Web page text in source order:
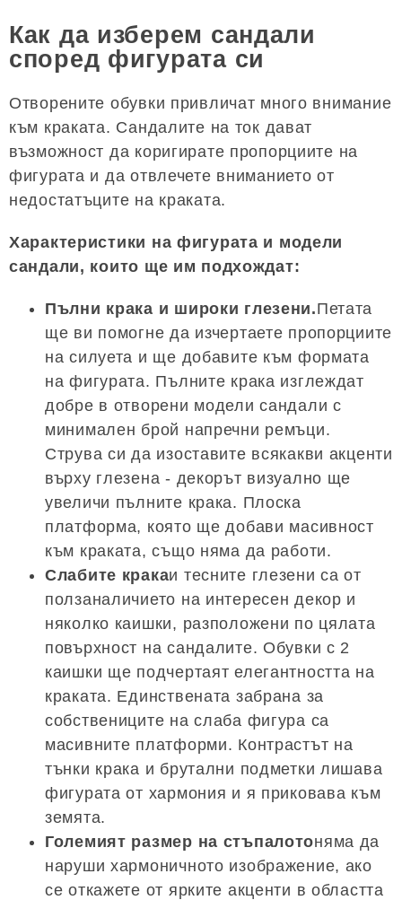
Как да изберем сандали
според фигурата си
Отворените обувки привличат много внимание
към краката. Сандалите на ток дават
възможност да коригирате пропорциите на
фигурата и да отвлечете вниманието от
недостатъците на краката.
Характеристики на фигурата и модели
сандали, които ще им подхождат:
Пълни крака и широки глезени.Петата
ще ви помогне да изчертаете пропорциите
на силуета и ще добавите към формата
на фигурата. Пълните крака изглеждат
добре в отворени модели сандали с
минимален брой напречни ремъци.
Струва си да изоставите всякакви акценти
върху глезена - декорът визуално ще
увеличи пълните крака. Плоска
платформа, която ще добави масивност
към краката, също няма да работи.
Слабите кракаи тесните глезени са от
ползаналичието на интересен декор и
няколко каишки, разположени по цялата
повърхност на сандалите. Обувки с 2
каишки ще подчертаят елегантността на
краката. Единствената забрана за
собствениците на слаба фигура са
масивните платформи. Контрастът на
тънки крака и брутални подметки лишава
фигурата от хармония и я приковава към
земята.
Големият размер на стъпалотоняма да
наруши хармоничното изображение, ако
се откажете от ярките акценти в областта